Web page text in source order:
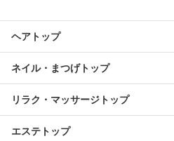
ヘアトップ
ネイル・まつげトップ
リラク・マッサージトップ
エステトップ